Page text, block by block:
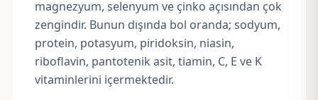
magnezyum, selenyum ve çinko açısından çok
zengindir. Bunun dışında bol oranda; sodyum,
protein, potasyum, piridoksin, niasin,
riboflavin, pantotenik asit, tiamin, C, E ve K
vitaminlerini içermektedir.